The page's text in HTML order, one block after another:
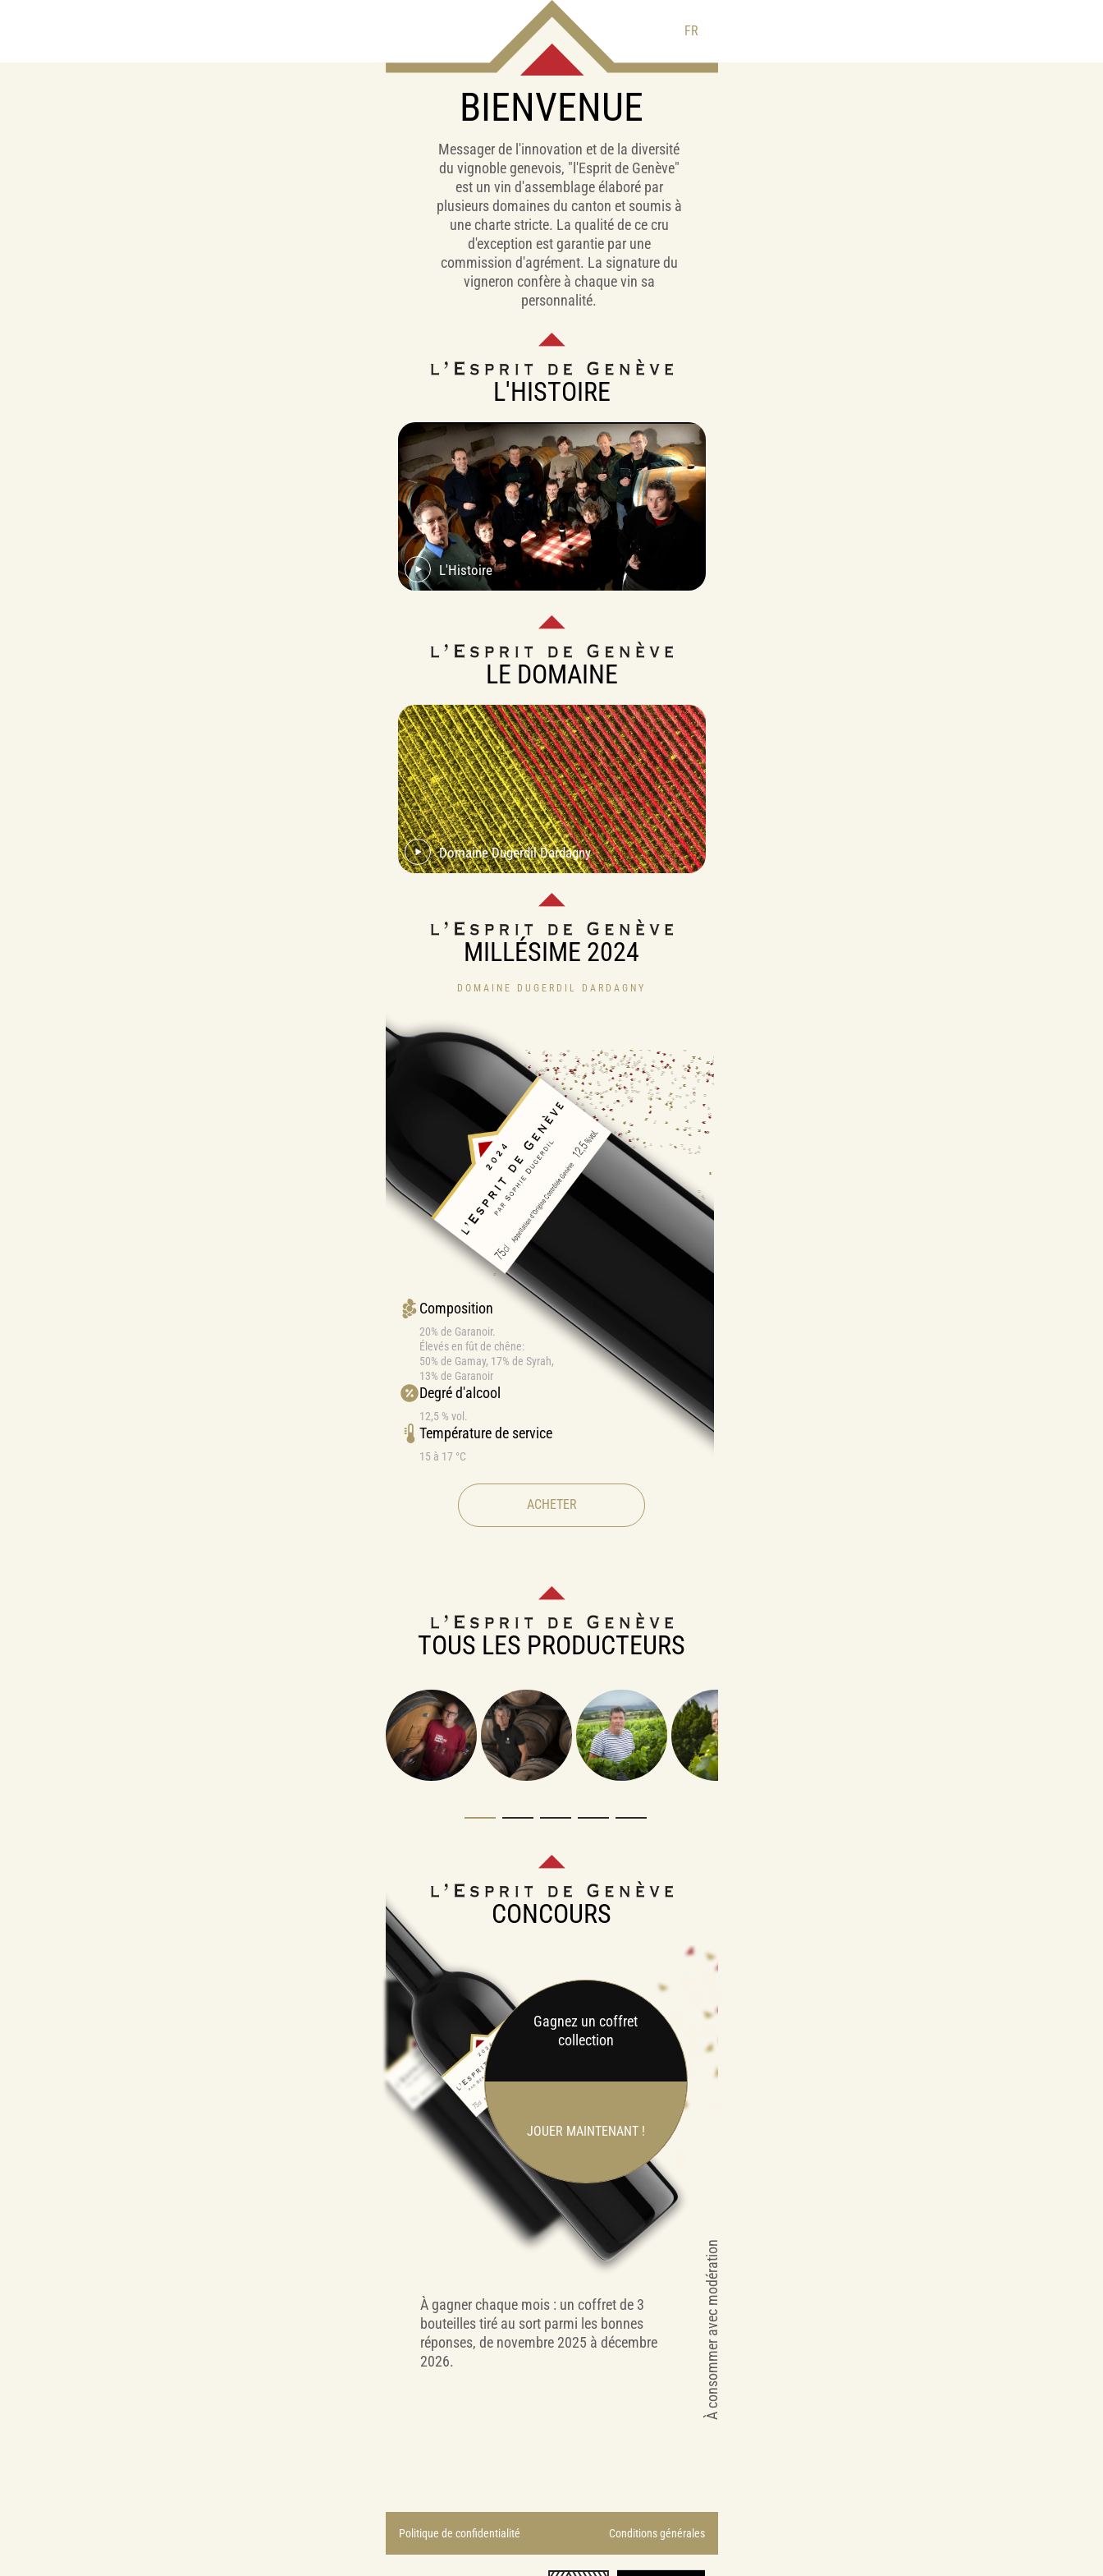
FR
BIENVENUE
Messager de l'innovation et de la diversité
du vignoble genevois, "l'Esprit de Genève"
est un vin d'assemblage élaboré par
plusieurs domaines du canton et soumis à
une charte stricte. La qualité de ce cru
d'exception est garantie par une
commission d'agrément. La signature du
vigneron confère à chaque vin sa
personnalité.
L'HISTOIRE
L'Histoire
LE DOMAINE
Domaine Dugerdil Dardagny
MILLÉSIME 2024
DOMAINE DUGERDIL DARDAGNY
Composition
20% de Garanoir.
Élevés en fût de chêne:
50% de Gamay, 17% de Syrah,
13% de Garanoir
Degré d'alcool
12,5 % vol.
Température de service
15 à 17 °C
ACHETER
TOUS LES PRODUCTEURS
CONCOURS
Gagnez un coffret
collection
JOUER MAINTENANT !
À gagner chaque mois : un coffret de 3
bouteilles tiré au sort parmi les bonnes
réponses, de novembre 2025 à décembre
2026.
À consommer avec modération
Politique de confidentialité Conditions générales